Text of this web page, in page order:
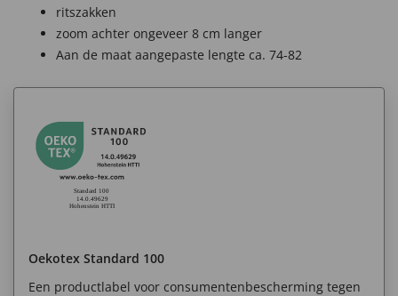
ritszakken
zoom achter ongeveer 8 cm langer
Aan de maat aangepaste lengte ca. 74-82
Oekotex Standard 100
Een productlabel voor consumentenbescherming tegen